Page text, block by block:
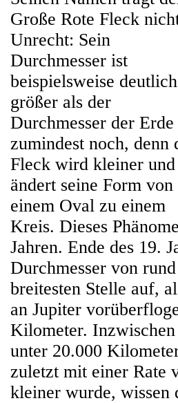
Große Rote Fleck
Unrecht: Sein
Durchmesser ist
beispielsweise deutlich
größer als der
Durchmesser der Erde
zumindest noch, denn
Fleck wird kleiner und
ändert seine Form von
einem Oval zu einem
Kreis. Dieses
Jahren. Ende des 19.
Durchmesser von
breitesten Stelle auf,
an Jupiter
Kilometer.
unter 20.000
zuletzt mit einer Rate
kleiner wurde, wissen